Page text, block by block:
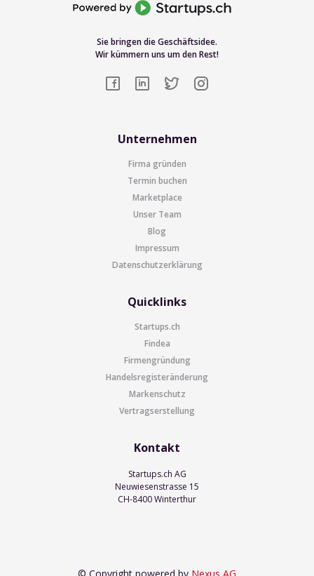
Sie bringen die Geschäftsidee.
Wir kümmern uns um den Rest!
Unternehmen
Firma gründen
Termin buchen
Marketplace
Unser Team
Blog
Impressum
Datenschutzerklärung
Quicklinks
Startups.ch
Findea
Firmengründung
Handelsregisteränderung
Markenschutz
Vertragserstellung
Kontakt
Startups.ch AG
Neuwiesenstrasse 15
CH-8400 Winterthur